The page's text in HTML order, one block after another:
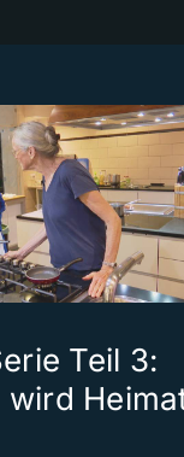
Teil 3:
wird